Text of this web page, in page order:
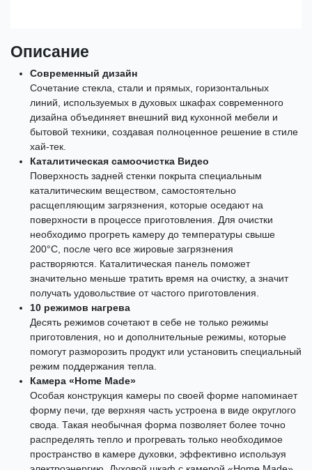
Описание
Современный дизайн
Сочетание стекла, стали и прямых, горизонтальных
линий, используемых в духовых шкафах современного
дизайна объединяет внешний вид кухонной мебели и
бытовой техники, создавая полноценное решение в стиле
хай-тек.
Каталитическая самоочистка Видео
Поверхность задней стенки покрыта специальным
каталитическим веществом, самостоятельно
расщепляющим загрязнения, которые оседают на
поверхности в процессе приготовления. Для очистки
необходимо прогреть камеру до температуры свыше
200°C, после чего все жировые загрязнения
растворяются. Каталитическая панель поможет
значительно меньше тратить время на очистку, а значит
получать удовольствие от частого приготовления.
10 режимов нагрева
Десять режимов сочетают в себе не только режимы
приготовления, но и дополнительные режимы, которые
помогут разморозить продукт или установить специальный
режим поддержания тепла.
Камера «Home Made»
Особая конструкция камеры по своей форме напоминает
форму печи, где верхняя часть устроена в виде округлого
свода. Такая необычная форма позволяет более точно
распределять тепло и прогревать только необходимое
пространство в камере духовки, эффективно используя